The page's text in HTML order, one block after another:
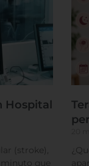
Hospital
(stroke),
que